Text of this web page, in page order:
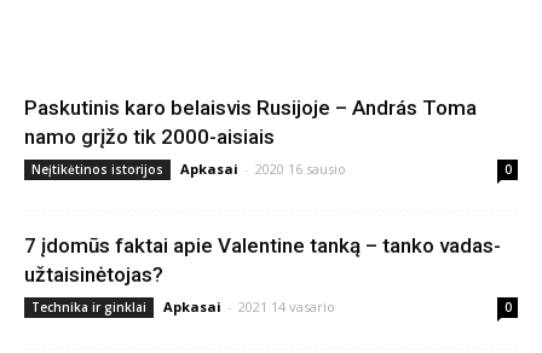
Paskutinis karo belaisvis Rusijoje – András Toma
namo grįžo tik 2000-aisiais
Neįtikėtinos istorijos Apkasai - 2020 16 sausio 0
7 įdomūs faktai apie Valentine tanką – tanko vadas-
užtaisinėtojas?
Technika ir ginklai Apkasai - 2021 14 vasario 0